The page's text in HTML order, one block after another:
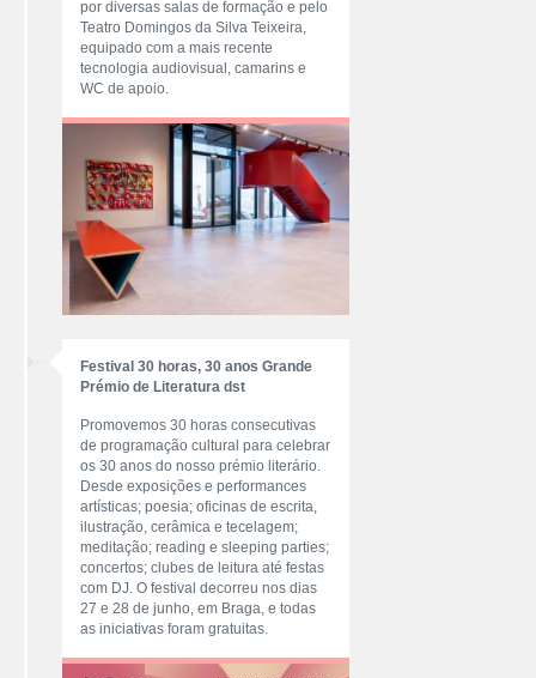
por diversas salas de formação e pelo
Teatro Domingos da Silva Teixeira,
equipado com a mais recente
tecnologia audiovisual, camarins e
WC de apoio.
Festival 30 horas, 30 anos Grande
Prémio de Literatura dst
Promovemos 30 horas consecutivas
de programação cultural para celebrar
os 30 anos do nosso prémio literário.
Desde exposições e performances
artísticas; poesia; oficinas de escrita,
ilustração, cerâmica e tecelagem;
meditação; reading e sleeping parties;
concertos; clubes de leitura até festas
com DJ. O festival decorreu nos dias
27 e 28 de junho, em Braga, e todas
as iniciativas foram gratuitas.